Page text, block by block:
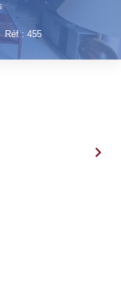
Réf : 455